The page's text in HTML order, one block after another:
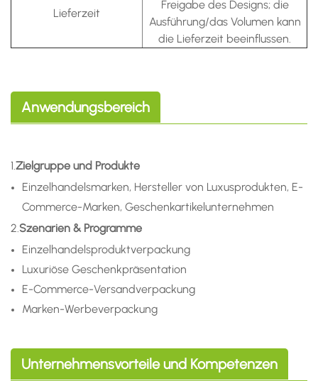
Lieferzeit
Freigabe des Designs; die
Ausführung/das Volumen kann
die Lieferzeit beeinflussen.
Anwendungsbereich
1.Zielgruppe und Produkte
Einzelhandelsmarken, Hersteller von Luxusprodukten, E-
Commerce-Marken, Geschenkartikelunternehmen
2.Szenarien & Programme
Einzelhandelsproduktverpackung
Luxuriöse Geschenkpräsentation
E-Commerce-Versandverpackung
Marken-Werbeverpackung
Unternehmensvorteile und Kompetenzen